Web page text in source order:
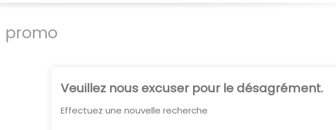
promo
Veuillez nous excuser pour le désagrément.
Effectuez une nouvelle recherche